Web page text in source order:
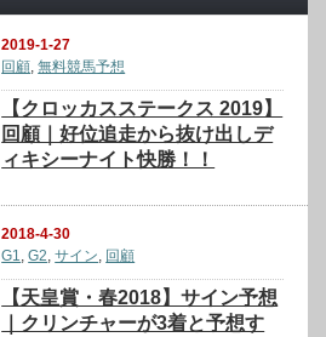
2019-1-27
回顧,無料競馬予想
【クロッカスステークス 2019】
回顧｜好位追走から抜け出しデ
ィキシーナイト快勝！！
2018-4-30
G1,G2,サイン, 回顧
【天皇賞・春2018】サイン予想
｜クリンチャーが3着と予想す